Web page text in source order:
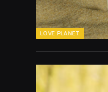
LOVE PLANET